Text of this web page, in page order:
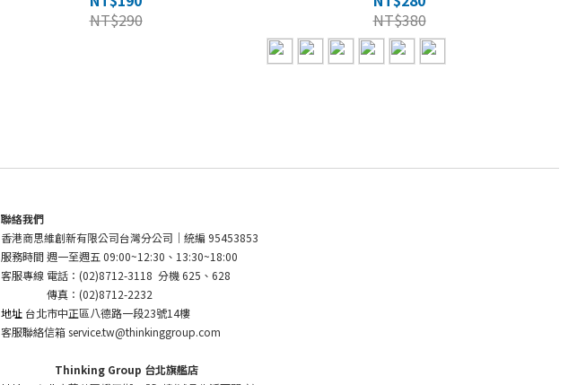
NT$290
NT$380
聯絡我們
香港商思維創新有限公司台灣分公司 ｜統編 95453853
服務時間 週一至週五 09:00~12:30、13:30~18:00
客服專線 電話：(02)8712-3118 分機 625、628
傳真：(02)8712-2232
地址 台北市中正區八德路一段23號14樓
客服聯絡信箱 service.tw@thinkinggroup.com
Thinking Group 台北旗艦店